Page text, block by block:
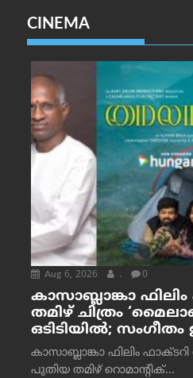
CINEMA
Aug 6, 2026 . 0
കാസാബ്ലാങ്കാ
തമിഴ് ചിത്രം
ഒടിടിയിൽ;
കാസാബ്ലാങ്കാ ഫിലിം
പുതിയ തമിഴ് റൊമാന്റിക്...